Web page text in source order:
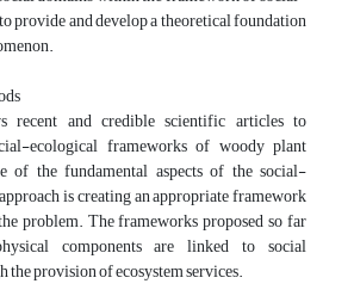
provide and develop a theoretical foundation
recent and credible scientific articles to
ecological frameworks of woody plant
of the fundamental aspects of the social-
is creating an appropriate framework
problem. The frameworks proposed so far
components are linked to social
the provision of ecosystem services.